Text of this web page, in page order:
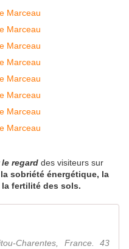
regard des visiteurs sur
sobriété énergétique, la
la fertilité des sols.
Charentes, France. 43